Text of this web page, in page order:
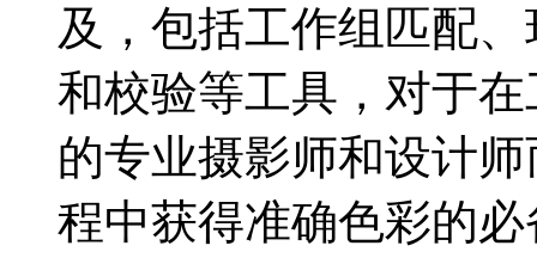
及，包括工作组匹配
和校验等工具，对于
的专业摄影师和设计
程中获得准确色彩的